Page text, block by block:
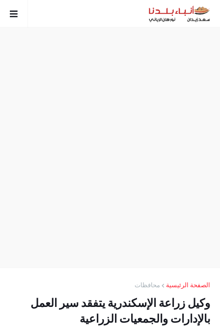
الصفحة الرئيسية محافظات
وكيل زراعة الإسكندرية يتفقد سير العمل
بالإدارات والجمعيات الزراعية